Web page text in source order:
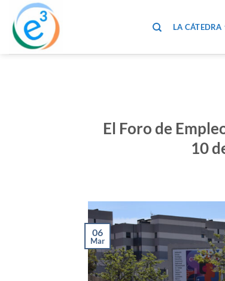
Saltar
contenido
LA CÁTEDRA
El Foro de
10
06
Mar